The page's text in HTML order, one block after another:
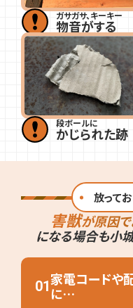
ガサガサ、キーキー
物音がする
段ボールに
かじられた跡
放って
害獣が原因で
になる場合も小
01家電コードや
に…